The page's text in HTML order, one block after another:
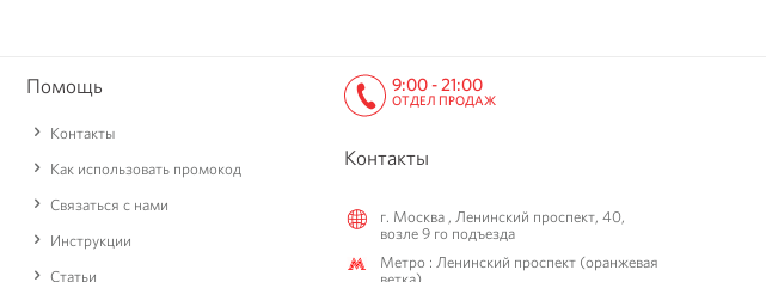
Помощь
Контакты
Как использовать промокод
Связаться с нами
Инструкции
Статьи
9:00 - 21:00
ОТДЕЛ ПРОДАЖ
Контакты
г. Москва , Ленинский проспект, 40,
возле 9 го подъезда
Метро : Ленинский проспект (оранжевая